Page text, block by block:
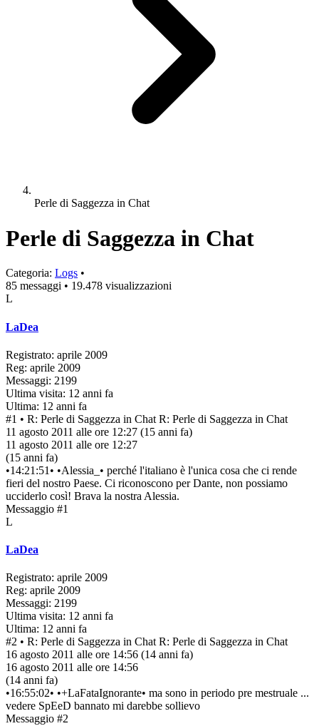
Perle di Saggezza in Chat
Perle di Saggezza in Chat
Categoria: Logs •
85 messaggi • 19.478 visualizzazioni
L
LaDea
Registrato: aprile 2009
Reg: aprile 2009
Messaggi: 2199
Ultima visita: 12 anni fa
Ultima: 12 anni fa
#1 • R: Perle di Saggezza in Chat R: Perle di Saggezza in Chat
11 agosto 2011 alle ore 12:27 (15 anni fa)
11 agosto 2011 alle ore 12:27
(15 anni fa)
•14:21:51• •Alessia_• perché l'italiano è l'unica cosa che ci rende
fieri del nostro Paese. Ci riconoscono per Dante, non possiamo
ucciderlo così! Brava la nostra Alessia.
Messaggio #1
L
LaDea
Registrato: aprile 2009
Reg: aprile 2009
Messaggi: 2199
Ultima visita: 12 anni fa
Ultima: 12 anni fa
#2 • R: Perle di Saggezza in Chat R: Perle di Saggezza in Chat
16 agosto 2011 alle ore 14:56 (14 anni fa)
16 agosto 2011 alle ore 14:56
(14 anni fa)
•16:55:02• •+LaFataIgnorante• ma sono in periodo pre mestruale ...
vedere SpEeD bannato mi darebbe sollievo
Messaggio #2